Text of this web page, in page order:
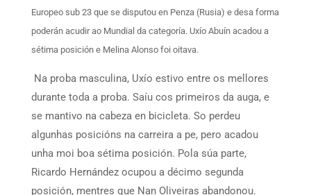
Europeo sub 23 que se disputou en Penza (Rusia) e desa forma
poderán acudir ao Mundial da categoría. Uxío Abuín acadou a
sétima posición e Melina Alonso foi oitava.
Na proba masculina, Uxío estivo entre os mellores
durante toda a proba. Saíu cos primeiros da auga, e
se mantivo na cabeza en bicicleta. So perdeu
algunhas posicións na carreira a pe, pero acadou
unha moi boa sétima posición. Pola súa parte,
Ricardo Hernández ocupou a décimo segunda
posición, mentres que Nan Oliveiras abandonou.